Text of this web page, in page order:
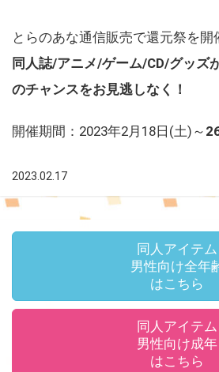
とらのあな通信販売で還元祭を開
同人誌/アニメ/ゲーム/CD/グッズ
のチャンスをお見逃しなく！
開催期間：2023年2月18日(土)～
2023.02.17
同人アイテム
男性向け全年
はこちら
同人アイテム
男性向け成年
はこちら